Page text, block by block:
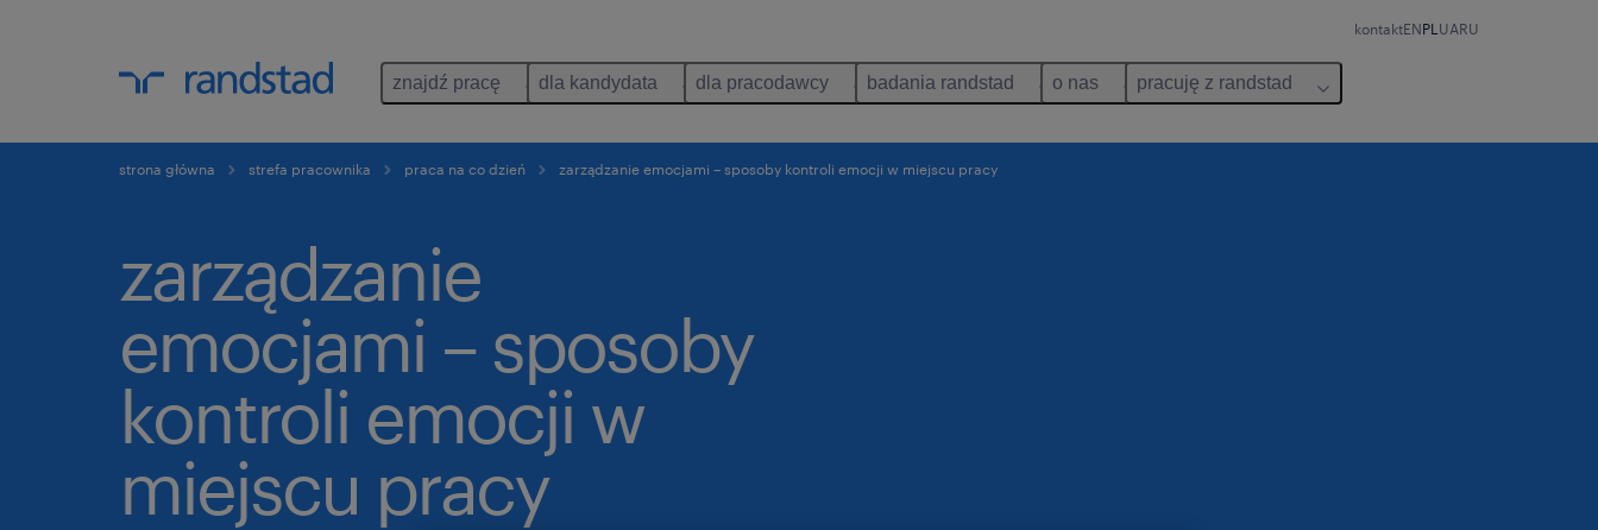
kontaktENPL UARU
znajdź pracę dla kandydata dla pracodawcy badania randstad o nas pracuję z randstad
strona główna strefa pracownika praca na co dzień zarządzanie emocjami – sposoby kontroli emocji w miejscu pracy
zarządzanie
emocjami – sposoby
kontroli emocji w
miejscu pracy